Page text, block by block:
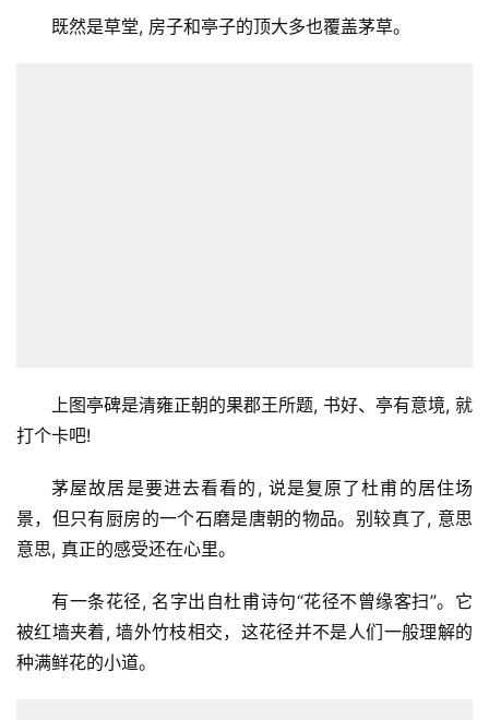
既然是草堂, 房子和亭子的顶大多也覆盖茅草。
上图亭碑是清雍正朝的果郡王所题, 书好、亭有意境, 就
打个卡吧!
茅屋故居是要进去看看的, 说是复原了杜甫的居住场
景，但只有厨房的一个石磨是唐朝的物品。别较真了, 意思
意思, 真正的感受还在心里。
有一条花径, 名字出自杜甫诗句“花径不曾缘客扫”。它
被红墙夹着, 墙外竹枝相交，这花径并不是人们一般理解的
种满鲜花的小道。